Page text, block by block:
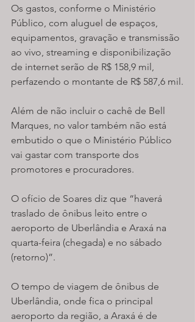
Os gastos, conforme o Ministério
Público, com aluguel de espaços,
equipamentos, gravação e transmissão
ao vivo, streaming e disponibilização
de internet serão de R$ 158,9 mil,
perfazendo o montante de R$ 587,6 mil.
Além de não incluir o cachê de Bell
Marques, no valor também não está
embutido o que o Ministério Público
vai gastar com transporte dos
promotores e procuradores.
O ofício de Soares diz que “haverá
traslado de ônibus leito entre o
aeroporto de Uberlândia e Araxá na
quarta-feira (chegada) e no sábado
(retorno)”.
O tempo de viagem de ônibus de
Uberlândia, onde fica o principal
aeroporto da região, a Araxá é de